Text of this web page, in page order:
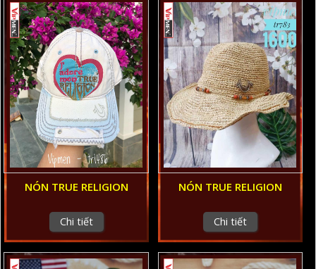
NÓN TRUE RELIGION
Chi tiết
NÓN TRUE RELIGION
Chi tiết